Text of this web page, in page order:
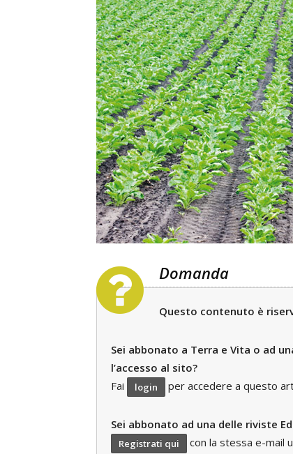
Domanda
Questo contenuto è
Sei abbonato a Terra e Vita o ad
l’accesso al sito?
Fai
login per accedere a questo
Sei abbonato ad una delle riviste
Registrati qui
con la stessa e-mail